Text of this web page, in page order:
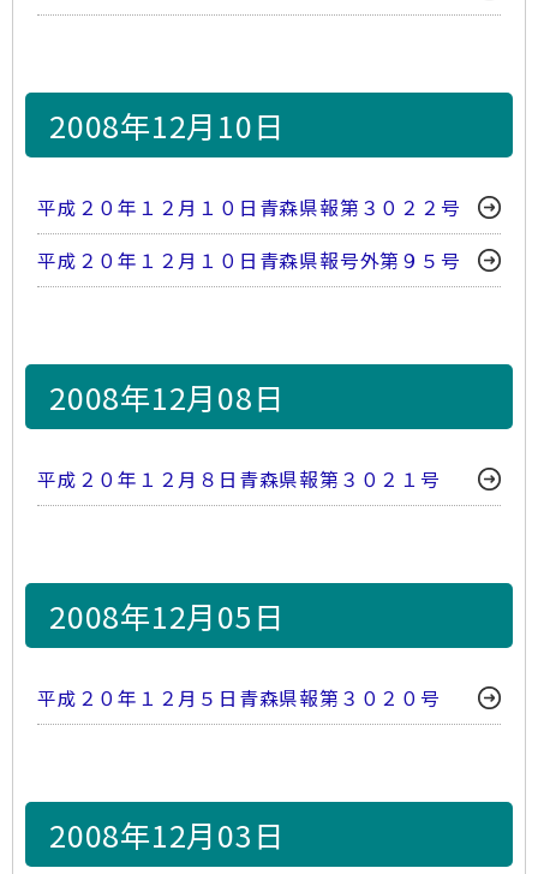
2008年12月10日
平成２０年１２月１０日青森県報第３０２２号
平成２０年１２月１０日青森県報号外第９５号
2008年12月08日
平成２０年１２月８日青森県報第３０２１号
2008年12月05日
平成２０年１２月５日青森県報第３０２０号
2008年12月03日